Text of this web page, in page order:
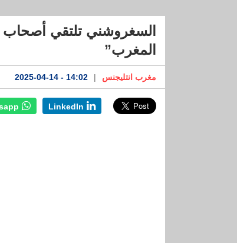
المغرب”
مغرب انتليجنس |
14:02 - 2025-04-14
LinkedIn